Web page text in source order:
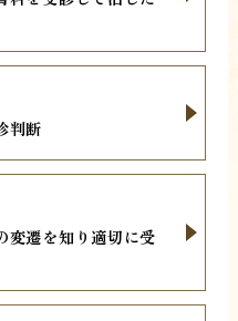
判断
変遷を知り適切に受